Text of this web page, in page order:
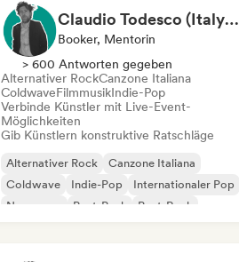
Claudio Todesco (Italy & Japan focus)
Booker, Mentorin
> 600 Antworten gegeben
Alternativer RockCanzone Italiana
ColdwaveFilmmusikIndie-Pop
Verbinde Künstler mit Live-Event-
Möglichkeiten
Gib Künstlern konstruktive Ratschläge
Alternativer Rock
Canzone Italiana
Coldwave
Indie-Pop
Internationaler Pop
New wave
Post-Punk Post-Rock